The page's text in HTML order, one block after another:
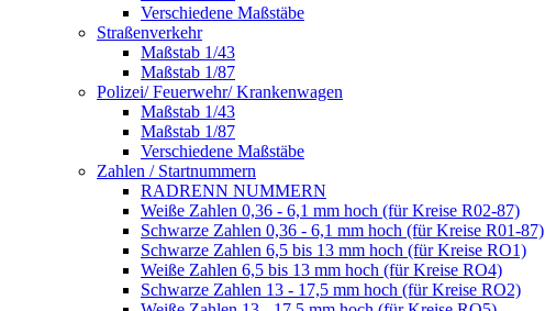
Verschiedene Maßstäbe
Straßenverkehr
Maßstab 1/43
Maßstab 1/87
Polizei/ Feuerwehr/ Krankenwagen
Maßstab 1/43
Maßstab 1/87
Verschiedene Maßstäbe
Zahlen / Startnummern
RADRENN NUMMERN
Weiße Zahlen 0,36 - 6,1 mm hoch (für Kreise R02-87)
Schwarze Zahlen 0,36 - 6,1 mm hoch (für Kreise R01-87)
Schwarze Zahlen 6,5 bis 13 mm hoch (für Kreise RO1)
Weiße Zahlen 6,5 bis 13 mm hoch (für Kreise RO4)
Schwarze Zahlen 13 - 17,5 mm hoch (für Kreise RO2)